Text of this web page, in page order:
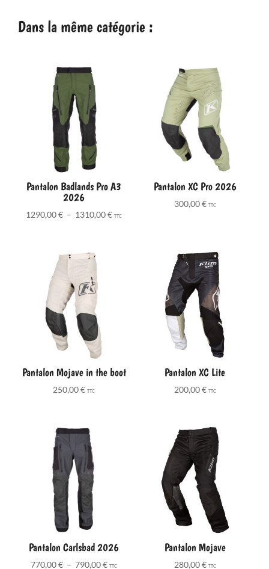
Dans la même catégorie :
Pantalon Badlands Pro A3
2026
1290,00€ – 1310,00€Plage
TTC
Pantalon XC Pro 2026
300,00€ TTC
Pantalon Mojave in the boot
250,00€ TTC
Pantalon XC Lite
200,00€ TTC
Pantalon Carlsbad 2026
770,00€ – 790,00€Plage
TTC
Pantalon Mojave
280,00€ TTC